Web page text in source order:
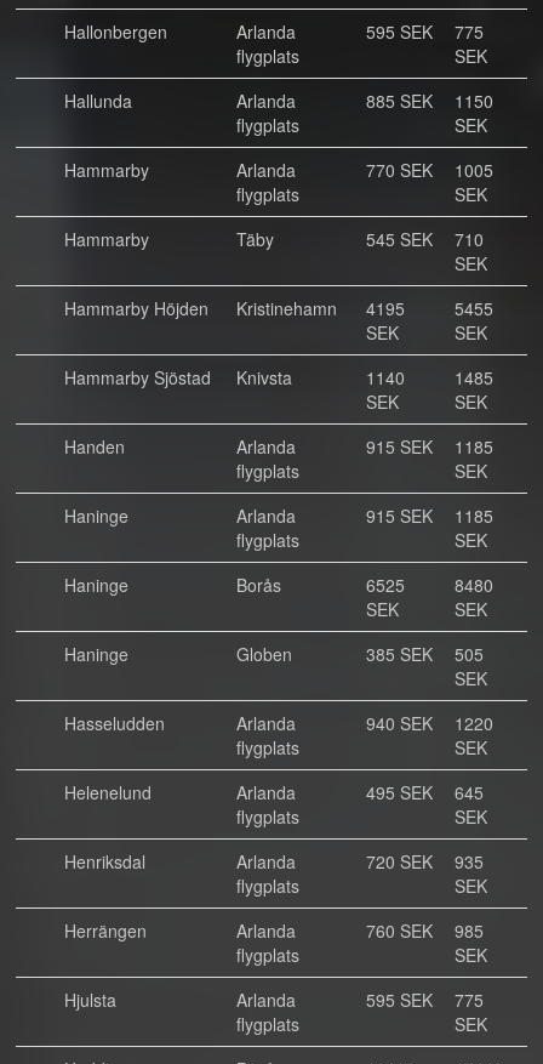
Hallonbergen
Arlanda
flygplats
595 SEK
775
SEK
Hallunda
Arlanda
flygplats
885 SEK
1150
SEK
Hammarby
Arlanda
flygplats
770 SEK
1005
SEK
Hammarby
Täby 545 SEK
710
SEK
Hammarby Höjden
Kristinehamn
4195
SEK
5455
SEK
Hammarby Sjöstad
Knivsta
1140
SEK
1485
SEK
Handen
Arlanda
flygplats
915 SEK
1185
SEK
Haninge
Arlanda
flygplats
915 SEK
1185
SEK
Haninge
Borås
6525
SEK
8480
SEK
Haninge
Globen 385 SEK
505
SEK
Hasseludden
Arlanda
flygplats
940 SEK
1220
SEK
Helenelund
Arlanda
flygplats
495 SEK
645
SEK
Henriksdal
Arlanda
flygplats
720 SEK
935
SEK
Herrängen
Arlanda
flygplats
760 SEK
985
SEK
Hjulsta
Arlanda
flygplats
595 SEK
775
SEK